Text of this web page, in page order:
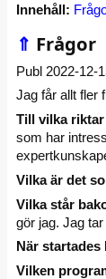
Innehåll:
⇑ Frågor
Publ 2022-12-
Jag får allt fler
Till vilka
som har
Vilka är det
Vilka står
gör jag. Jag
När
Vilken